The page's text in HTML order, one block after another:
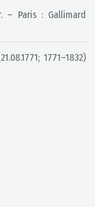
– Paris : Gallimard
1771–1832)